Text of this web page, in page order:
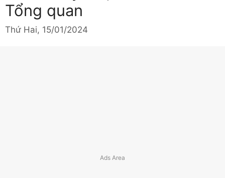
Tổng quan
Thứ Hai, 15/01/2024